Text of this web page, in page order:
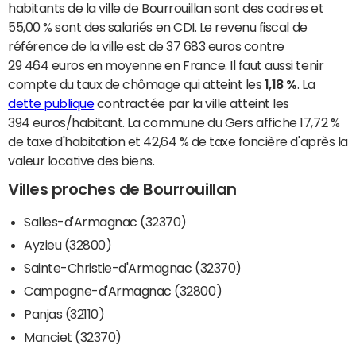
habitants de la ville de Bourrouillan sont des cadres et
55,00 % sont des salariés en CDI. Le revenu fiscal de
référence de la ville est de 37 683 euros contre
29 464 euros en moyenne en France. Il faut aussi tenir
compte du taux de chômage qui atteint les 1,18 % . La
dette publiquecontractée par la ville atteint les
394 euros/habitant. La commune du Gers affiche 17,72 %
de taxe d'habitation et 42,64 % de taxe foncière d'après la
valeur locative des biens.
Villes proches de Bourrouillan
Salles-d'Armagnac (32370)
Ayzieu (32800)
Sainte-Christie-d'Armagnac (32370)
Campagne-d'Armagnac (32800)
Panjas (32110)
Manciet (32370)